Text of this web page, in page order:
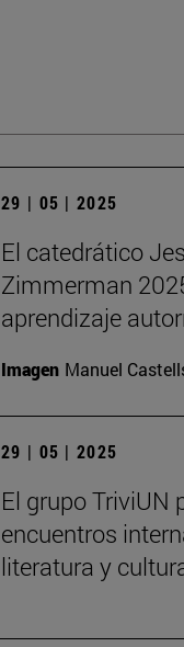
29 | 05 | 2025
El catedrático
Zimmerman
aprendizaje
Imagen Manuel
29 | 05 | 2025
El grupo TriviUN
encuentros
literatura y